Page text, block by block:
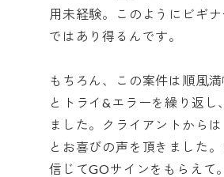
用未経験。このようにビギ
ではあり得るんです。
もちろん、この案件は順風
とトライ&エラーを繰り返
ました。クライアントから
とお喜びの声を頂きました
信じてGOサインをもらえて